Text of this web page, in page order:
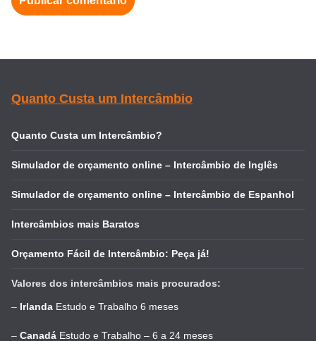
Quanto Custa um Intercâmbio
Quanto Custa um Intercâmbio?
Simulador de orçamento online – Intercâmbio de Inglês
Simulador de orçamento online – Intercâmbio de Espanhol
Intercâmbios mais Baratos
Orçamento Fácil de Intercâmbio: Peça já!
Valores dos intercâmbios mais procurados:
– Irlanda Estudo e Trabalho 6 meses
– Canadá Estudo e Trabalho – 6 a 24 meses